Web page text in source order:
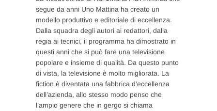
segue da anni Uno Mattina ha creato un
modello produttivo e editoriale di eccellenza.
Dalla squadra degli autori ai redattori, dalla
regia ai tecnici, il programma ha dimostrato in
questi anni che si può fare una televisione
popolare e insieme di qualità. Da questo punto
di vista, la televisione è molto migliorata. La
fiction è diventata una fabbrica d’eccellenza
dell’azienda, allo stesso modo penso che
l’ampio genere che in gergo si chiama